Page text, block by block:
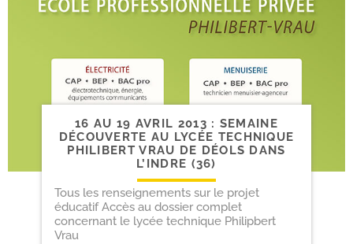
16 AU 19 AVRIL 2013 : SEMAINE
DÉCOUVERTE AU LYCÉE TECHNIQUE
PHILIBERT VRAU DE DÉOLS DANS
L’INDRE (36)
Tous les renseignements sur le projet
éducatif Accès au dossier complet
concernant le lycée technique Philipbert
Vrau